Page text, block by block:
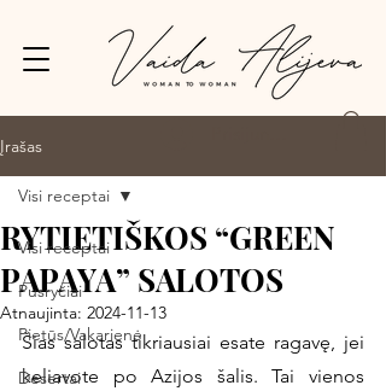
Įrašas
Visi receptai
Pusryčiai
Pietūs/Vakarienė
Desertai
Visi receptai
RYTIETIŠKOS “GREEN
PAPAYA” SALOTOS
Atnaujinta: 2024-11-13
Šias salotas tikriausiai esate ragavę, jei
keliavote po Azijos šalis. Tai vienos